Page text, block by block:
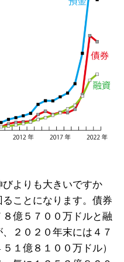
よりも大きいですか
ことになります。債券
億５７００万ドルと融
２０２０年末には４７
１億８１００万ドル）